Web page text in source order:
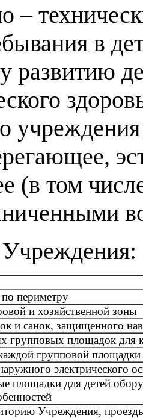
–
в
развитию
учреждения
(в том
периметру
и хозяйственной зоны
и санок, защищенного
групповых площадок для
групповой площадки
электрического
площадки для детей
Учреждения,